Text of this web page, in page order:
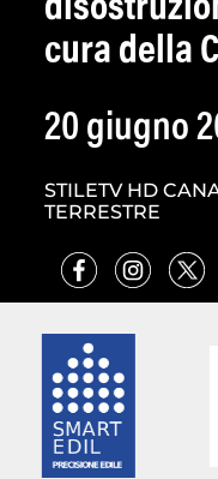
cura della
20 giugno
STILETV HD
TERRESTRE